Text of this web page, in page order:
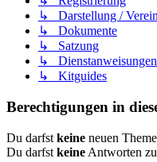
↳ Darstellung / Verein
↳ Dokumente
↳ Satzung
↳ Dienstanweisungen
↳ Kitguides
Berechtigungen in
Du darfst keine neuen
Du darfst keine Antworten